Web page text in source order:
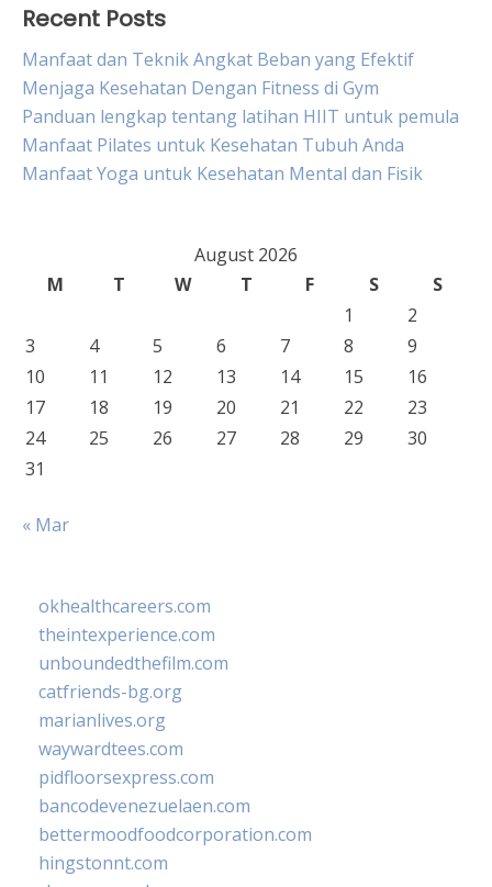
Recent Posts
Manfaat dan Teknik Angkat Beban yang Efektif
Menjaga Kesehatan Dengan Fitness di Gym
Panduan lengkap tentang latihan HIIT untuk pemula
Manfaat Pilates untuk Kesehatan Tubuh Anda
Manfaat Yoga untuk Kesehatan Mental dan Fisik
August 2026
M
T W T F S
S
1
2
3
4 5 6 7 8
9
10
11 12 13 14 15
16
17
18 19 20 21 22
23
24
25 26 27 28 29
30
31
« Mar
okhealthcareers.com
theintexperience.com
unboundedthefilm.com
catfriends-bg.org
marianlives.org
waywardtees.com
pidfloorsexpress.com
bancodevenezuelaen.com
bettermoodfoodcorporation.com
hingstonnt.com